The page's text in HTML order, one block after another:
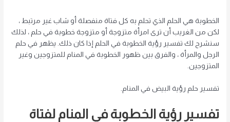
الخطوبة هي الحلم الذي تحلم به كل فتاة منفصلة أو شاب غير مرتبط ،
لكن من الغريب أن ترى امرأة متزوجة أو متزوجة خطوبة في حلم ، لذلك
سنشرح لك تفسير رؤية الخطوبة في الحلم إذا كان ذلك. يظهر في حلم
الرجل والمرأة ، والفرق بين ظهور الخطوبة في المنام للمتزوجين وغير
المتزوجين.
تفسير حلم رؤية البيض في المنام.
تفسير رؤية الخطوبة في المنام لفتاة